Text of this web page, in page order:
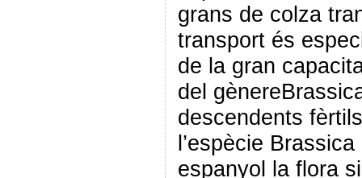
grans de colza
transport és
de la gran
del
descendents
l’espècie
espanyol la flora